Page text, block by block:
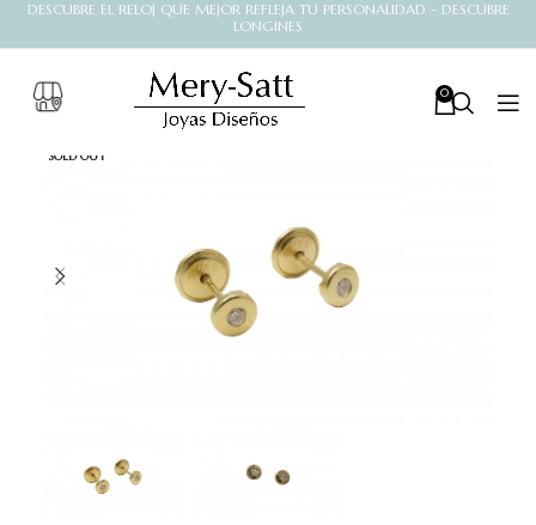
DESCUBRE EL RELOJ QUE MEJOR REFLEJA TU PERSONALIDAD - DESCUBRE
LONGINES
0
SOLD OUT